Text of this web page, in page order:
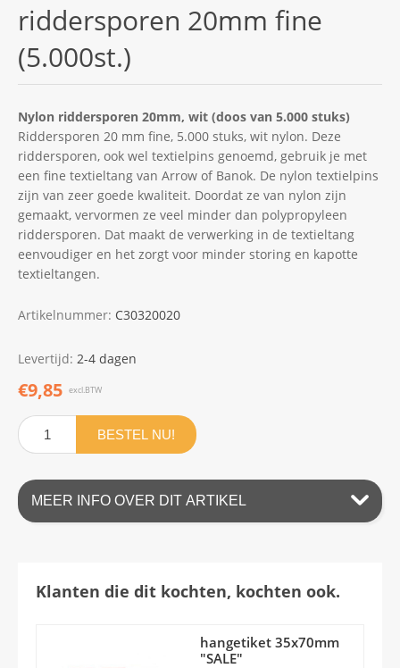
riddersporen 20mm fine
(5.000st.)
Nylon riddersporen 20mm, wit (doos van 5.000 stuks)
Riddersporen 20 mm fine, 5.000 stuks, wit nylon. Deze
riddersporen, ook wel textielpins genoemd, gebruik je met
een fine textieltang van Arrow of Banok. De nylon textielpins
zijn van zeer goede kwaliteit. Doordat ze van nylon zijn
gemaakt, vervormen ze veel minder dan polypropyleen
riddersporen. Dat maakt de verwerking in de textieltang
eenvoudiger en het zorgt voor minder storing en kapotte
textieltangen.
Artikelnummer: C30320020
Levertijd: 2-4 dagen
€9,85 excl.BTW
BESTEL NU!
MEER INFO OVER DIT ARTIKEL
Klanten die dit kochten, kochten ook.
hangetiket 35x70mm
"SALE"